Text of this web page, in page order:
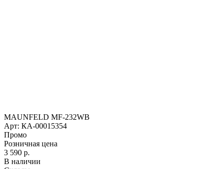
MAUNFELD MF-232WB
Арт: КА-00015354
Промо
Розничная цена
3 590 р.
В наличии